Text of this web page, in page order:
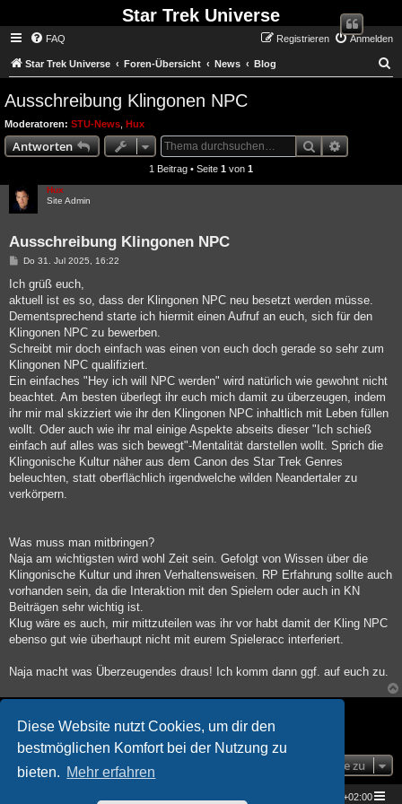
Diese Website nutzt Cookies, um dir den
bestmöglichen Komfort bei der Nutzung zu
bieten. Mehr erfahren
Star Trek Universe
FAQ Anmelden
Registrieren
Star Trek Universe Foren-Übersicht News Blog
Ausschreibung Klingonen NPC
Moderatoren: STU-News Hux
Antworten SucheErweiterte
1 Beitrag • Seite 1 von 1
Hux
Site Admin
Ausschreibung Klingonen NPC
Beitrag
Do 31. Jul 2025, 16:22
Ich grüß euch,
aktuell ist es so, dass der Klingonen NPC neu besetzt werden müsse.
Dementsprechend starte ich hiermit einen Aufruf an euch, sich für den
Klingonen NPC zu bewerben.
Schreibt mir doch einfach was einen von euch doch gerade so sehr zum
Klingonen NPC qualifiziert.
Ein einfaches "Hey ich will NPC werden" wird natürlich wie gewohnt nicht
beachtet. Am besten überlegt ihr euch mich damit zu überzeugen, indem
ihr mir mal skizziert wie ihr den Klingonen NPC inhaltlich mit Leben füllen
wollt. Oder auch wie ihr mal einige Aspekte abseits dieser "Ich schieß
einfach auf alles was sich bewegt"-Mentalität darstellen wollt. Sprich die
Klingonische Kultur näher aus dem Canon des Star Trek Genres
beleuchten, statt oberflächlich irgendwelche wilden Neandertaler zu
verkörpern.
Was muss man mitbringen?
Naja am wichtigsten wird wohl Zeit sein. Gefolgt von Wissen über die
Klingonische Kultur und ihren Verhaltensweisen. RP Erfahrung sollte auch
vorhanden sein, da die Interaktion mit den Spielern oder auch in KN
Beiträgen sehr wichtig ist.
Klug wäre es auch, mir mittzuteilen was ihr vor habt damit der Kling NPC
ebenso gut wie überhaupt nicht mit eurem Spieleracc interferiert.
Naja macht was Überzeugendes draus! Ich komm dann ggf. auf euch zu.
1 Beitrag • Seite 1von 1
Gehe zu
UTC+02:00